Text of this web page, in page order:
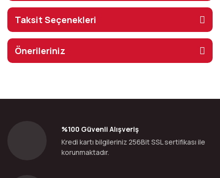
Taksit Seçenekleri
Önerileriniz
%100 Güvenli Alışveriş
Kredi kartı bilgileriniz 256Bit SSL sertifikası ile
korunmaktadır.